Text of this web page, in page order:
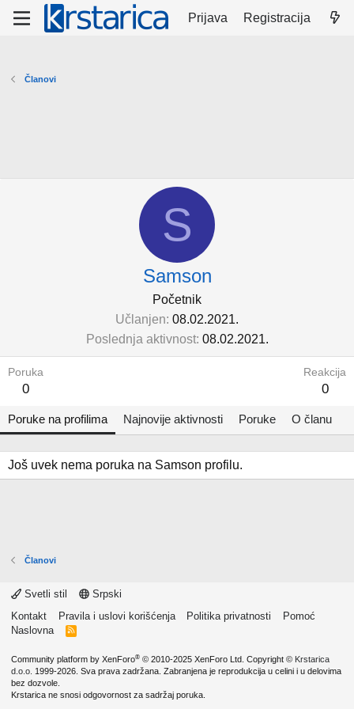
Prijava Registracija
Članovi
S
Samson
Početnik
Učlanjen 08.02.2021.
Poslednja aktivnost 08.02.2021.
Poruka
0
Reakcija
0
Poruke na profilima Najnovije aktivnosti Poruke O članu
Još uvek nema poruka na Samson profilu.
Članovi
Svetli stil
Srpski
Kontakt
Pravila i uslovi korišćenja Politika privatnosti
Pomoć
Naslovna
R
Community platform by XenForo® © 2010-2025 XenForo Ltd. Copyright © Krstarica
d.o.o. 1999-2026. Sva prava zadržana. Zabranjena je reprodukcija u celini i u delovima
bez dozvole.
Krstarica ne snosi odgovornost za sadržaj poruka.